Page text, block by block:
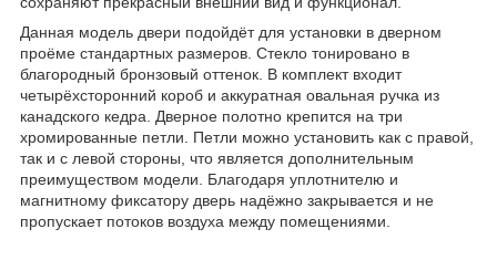
Данная модель двери подойдёт для установки в дверном
проёме стандартных размеров. Стекло тонировано в
благородный бронзовый оттенок. В комплект входит
четырёхсторонний короб и аккуратная овальная ручка из
канадского кедра. Дверное полотно крепится на три
хромированные петли. Петли можно установить как с правой,
так и с левой стороны, что является дополнительным
преимуществом модели. Благодаря уплотнителю и
магнитному фиксатору дверь надёжно закрывается и не
пропускает потоков воздуха между помещениями.